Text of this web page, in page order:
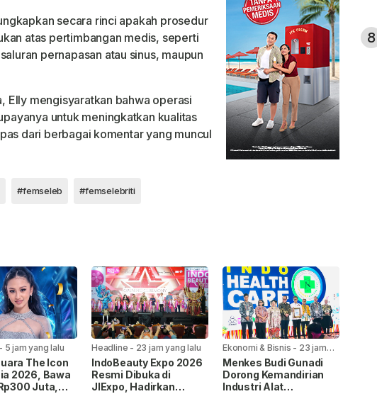
secara rinci apakah prosedur
atas pertimbangan medis, seperti
pernapasan atau sinus, maupun
Elly mengisyaratkan bahwa operasi
untuk meningkatkan kualitas
dari berbagai komentar yang muncul
#femseleb #femselebriti
- 5 jam yang lalu
The Icon
2026, Bawa
Juta,
Headline - 23 jam yang lalu
IndoBeauty Expo 2026
Resmi Dibuka di
JIExpo, Hadirkan
Ekonomi & Bisnis - 23 jam
yang lalu
Menkes Budi Gunadi
Dorong Kemandirian
Industri Alat
8